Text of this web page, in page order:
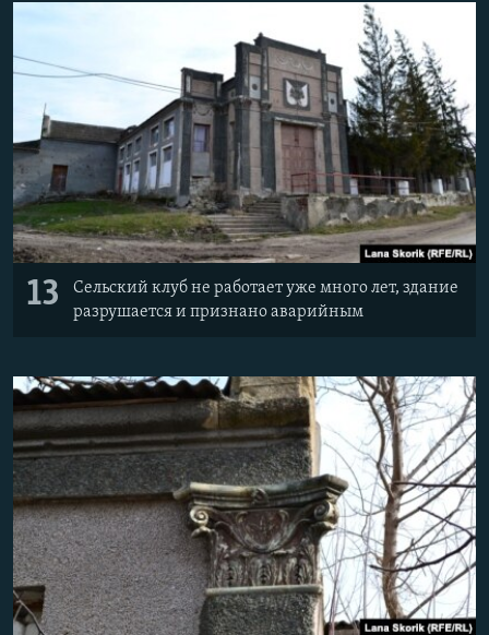
13
Сельский клуб не работает уже много лет, здание
разрушается и признано аварийным